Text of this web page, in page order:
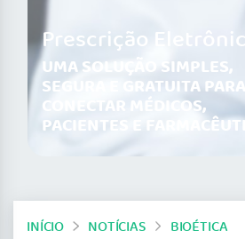
Prescrição
UMA SOLUÇÃO SIMPLES,
SEGURA E GRATUITA PARA
CONECTAR MÉDICOS,
PACIENTES E
INÍCIO NOTÍCIAS
BIOÉTICA